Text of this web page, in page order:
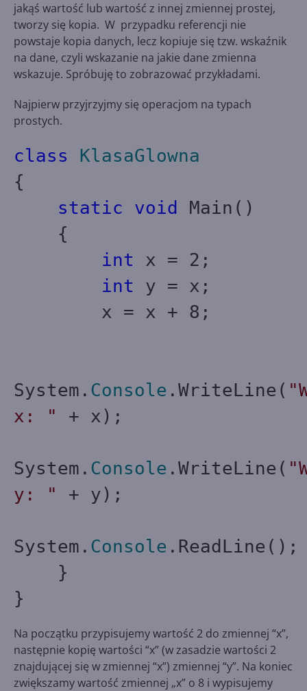
jakąś wartość lub wartość z innej zmiennej prostej,
tworzy się kopia. W przypadku referencji nie
powstaje kopia danych, lecz kopiuje się tzw. wskaźnik
na dane, czyli wskazanie na jakie dane zmienna
wskazuje. Spróbuję to zobrazować przykładami.
Najpierw przyjrzyjmy się operacjom na typach
prostych.
class
KlasaGlowna
{
static
void
Main()
{
int x = 2;
int y = x;
x = x + 8;
System. Console .WriteLine(
x: "
+ x);
System. Console .WriteLine(
y: "
+ y);
System. Console .ReadLine();
}
}
Na początku przypisujemy wartość 2 do zmiennej “x”,
następnie kopię wartości “x” (w zasadzie wartości 2
znajdującej się w zmiennej “x”) zmiennej “y”. Na koniec
zwiększamy wartość zmiennej „x” o 8 i wypisujemy